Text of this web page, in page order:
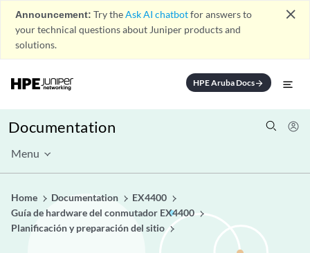
Announcement: Try theAsk AI chatbotfor answers to
your technical questions about Juniper products and
solutions.
close
HPE Aruba Docsarrow_forward
Documentation
Menu
Home Documentation
EX4400
Guía de hardware del conmutador EX4400
Planificación y preparación del sitio